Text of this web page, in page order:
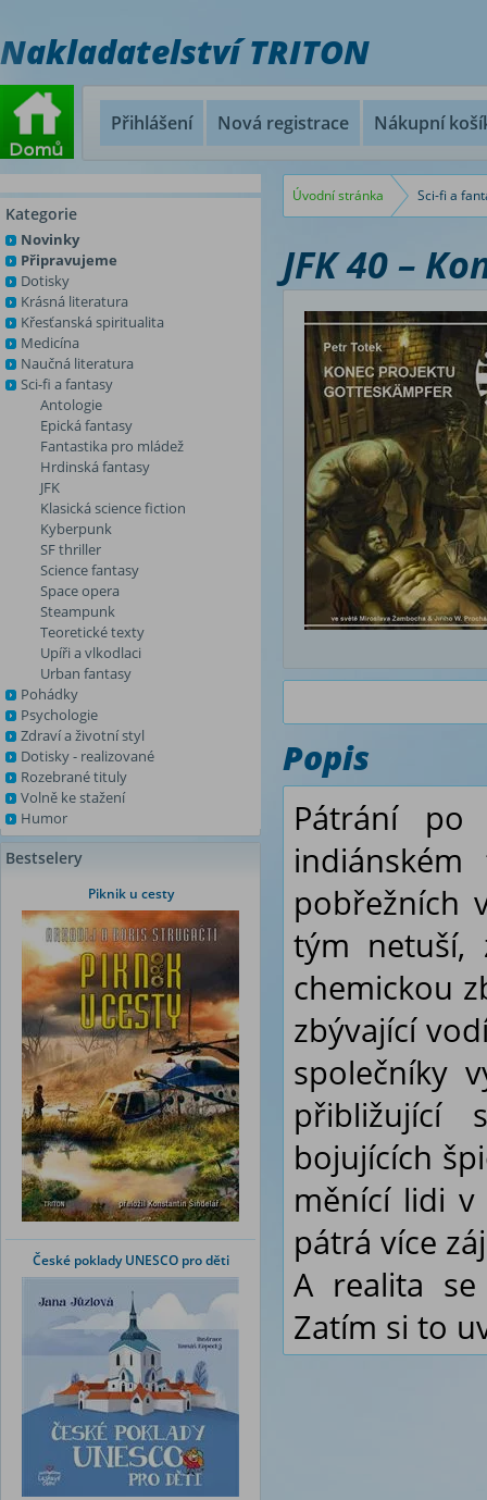
Nakladatelství TRITON
Přihlášení Nová registrace Nákupní
Kategorie
Novinky
Připravujeme
Dotisky
Krásná literatura
Křesťanská spiritualita
Medicína
Naučná literatura
Sci-fi a fantasy
Antologie
Epická fantasy
Fantastika pro mládež
Hrdinská fantasy
JFK
Klasická science fiction
Kyberpunk
SF thriller
Science fantasy
Space opera
Steampunk
Teoretické texty
Upíři a vlkodlaci
Urban fantasy
Pohádky
Psychologie
Zdraví a životní styl
Dotisky - realizované
Rozebrané tituly
Volně ke stažení
Humor
Bestselery
Piknik u cesty
České poklady UNESCO pro děti
Úvodní stránka Sci-fi a
JFK 40 –
Popis
Pátrání po
pobřežních
tým netuší,
chemickou
zbývající
společníky
přibližující
bojujících
měnící lidi
pátrá více
A realita
Zatím si to